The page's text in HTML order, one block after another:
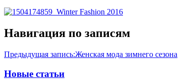
Навигация по записям
Предыдущая запись:Женская мода зимнего сезона
Новые статьи